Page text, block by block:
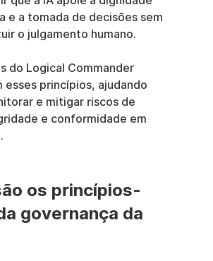
e a tomada de decisões sem
o julgamento humano.
do Logical Commander
esses princípios, ajudando
e mitigar riscos de
e conformidade em
os princípios-
governança da